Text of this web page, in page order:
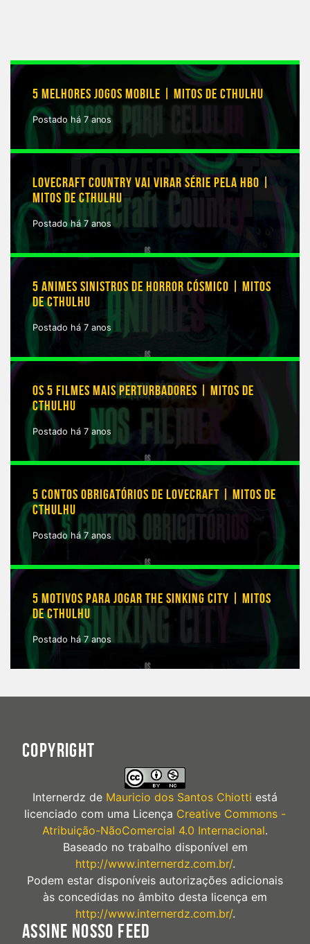
5 MELHORES JOGOS MOBILE | MITOS DE CTHULHU
Postado há 7 anos
LOVECRAFT COUNTRY VAI VIRAR SÉRIE PELA HBO |
MITOS DE CTHULHU
Postado há 7 anos
5 ANIMES SINISTROS DE HORROR CÓSMICO | MITOS
DE CTHULHU
Postado há 7 anos
OS 5 FILMES MAIS PERTURBADORES | MITOS DE
CTHULHU
Postado há 7 anos
5 CONTOS OBRIGATÓRIOS DE LOVECRAFT | MITOS DE
CTHULHU
Postado há 7 anos
5 MOTIVOS PARA JOGAR THE SINKING CITY | MITOS
DE CTHULHU
Postado há 7 anos
COPYRIGHT
Internerdz de Mauricio dos Santos Chiotti está
licenciado com uma Licença Creative Commons -
Atribuição-NãoComercial 4.0 Internacional.
Baseado no trabalho disponível em
http://www.internerdz.com.br/.
Podem estar disponíveis autorizações adicionais
às concedidas no âmbito desta licença em
http://www.internerdz.com.br/.
ASSINE NOSSO FEED